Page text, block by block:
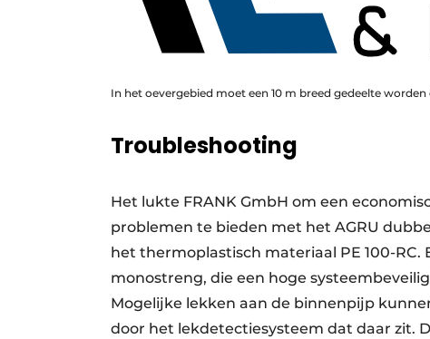
In het oevergebied moet een 10 m breed gedeelte
Troubleshooting
Het lukte FRANK GmbH om een
problemen te bieden met het AGRU
het thermoplastisch materiaal PE 100-
monostreng, die een hoge
Mogelijke lekken aan de binnenpijp
door het lekdetectiesysteem dat daar zit.